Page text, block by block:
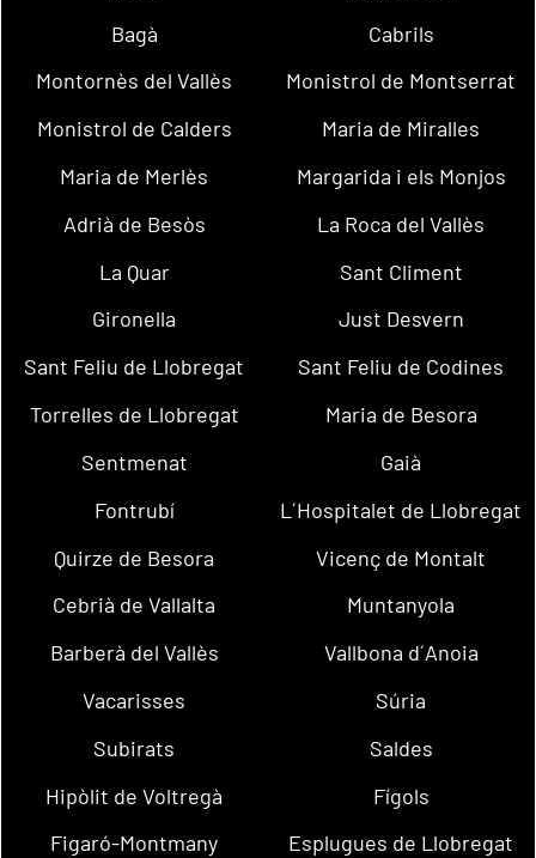
Bagà
Cabrils
Montornès del Vallès
Monistrol de Montserrat
Monistrol de Calders
Maria de Miralles
Maria de Merlès
Margarida i els Monjos
Adrià de Besòs
La Roca del Vallès
La Quar
Sant Climent
Gironella
Just Desvern
Sant Feliu de Llobregat
Sant Feliu de Codines
Torrelles de Llobregat
Maria de Besora
Sentmenat
Gaià
Fontrubí
L´Hospitalet de Llobregat
Quirze de Besora
Vicenç de Montalt
Cebrià de Vallalta
Muntanyola
Barberà del Vallès
Vallbona d´Anoia
Vacarisses
Súria
Subirats
Saldes
Hipòlit de Voltregà
Fígols
Figaró-Montmany
Esplugues de Llobregat